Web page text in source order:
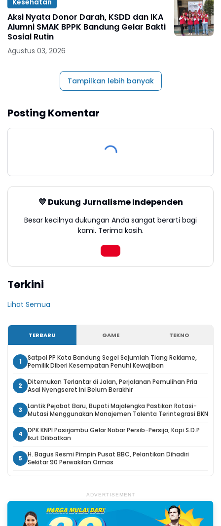
Kesehatan
Aksi Nyata Donor Darah, KSDD dan IKA
Alumni SMAK BPPK Bandung Gelar Bakti
Sosial Rutin
Agustus 03, 2026
Tampilkan lebih banyak
Posting Komentar
💛 Dukung Jurnalisme Independen
Besar kecilnya dukungan Anda sangat berarti bagi
kami. Terima kasih.
Terkini
Lihat Semua
TERBARU GAME TEKNO
1
Satpol PP Kota Bandung Segel Sejumlah Tiang Reklame,
Pemilik Diberi Kesempatan Penuhi Kewajiban
2
Ditemukan Terlantar di Jalan, Perjalanan Pemulihan Pria
Asal Nyengseret Ini Belum Berakhir
3
Lantik Pejabat Baru, Bupati Majalengka Pastikan Rotasi-
Mutasi Menggunakan Manajemen Talenta Terintegrasi BKN
4
DPK KNPI Pasirjambu Gelar Nobar Persib-Persija, Kopi S.D.P
Ikut Dilibatkan
5
H. Bagus Resmi Pimpin Pusat BBC, Pelantikan Dihadiri
Sekitar 90 Perwakilan Ormas
ADVERTISEMENT